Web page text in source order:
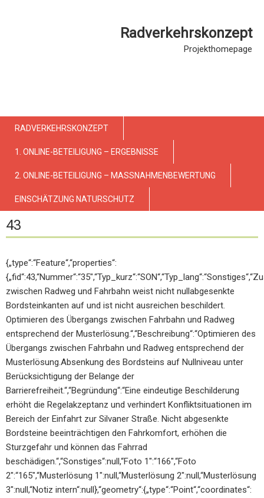
Radverkehrskonzept
Projekthomepage
RADVERKEHRSKONZEPT
1. ONLINE-BETEILIGUNG – ERGEBNISSE
2. ONLINE-BETEILIGUNG – MASSNAHMENBEWERTUNG
EINSCHÄTZUNG NATURSCHUTZ
43
{„type“:“Feature“,“properties“:
zwischen Radweg und Fahrbahn weist nicht nullabgesenkte
Bordsteinkanten auf und ist nicht ausreichen beschildert.
Optimieren des Übergangs zwischen Fahrbahn und Radweg
entsprechend der Musterlösung.“,“Beschreibung“:“Optimieren des
Übergangs zwischen Fahrbahn und Radweg entsprechend der
Musterlösung.Absenkung des Bordsteins auf Nullniveau unter
Berücksichtigung der Belange der
Barrierefreiheit.“,“Begründung“:“Eine eindeutige Beschilderung
erhöht die Regelakzeptanz und verhindert Konfliktsituationen im
Bereich der Einfahrt zur Silvaner Straße. Nicht abgesenkte
Bordsteine beeinträchtigen den Fahrkomfort, erhöhen die
Sturzgefahr und können das Fahrrad
beschädigen.“,“Sonstiges“:null,“Foto 1″:“166″,“Foto
2″:“165″,“Musterlösung 1″:null,“Musterlösung 2″:null,“Musterlösung
3″:null,“Notiz intern“:null},“geometry“:{„type“:“Point“,“coordinates“: